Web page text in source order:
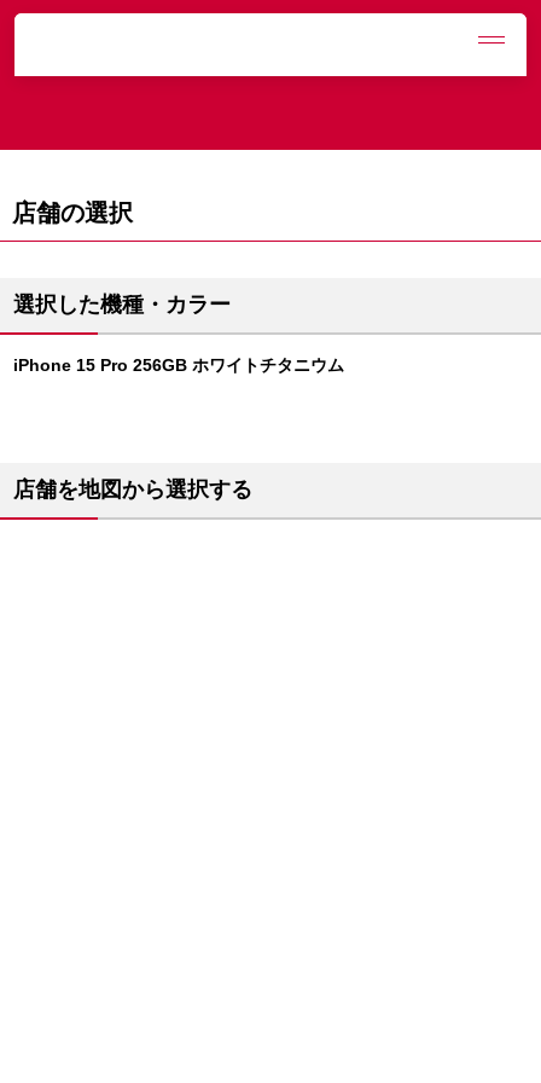
店舗の選択
選択した機種・カラー
iPhone 15 Pro 256GB ホワイトチタニウム
店舗を地図から選択する